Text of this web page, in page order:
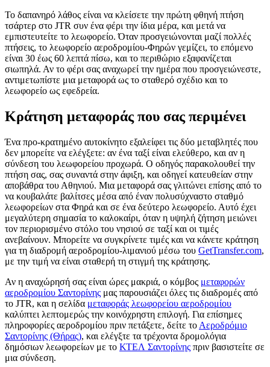
Το δαπανηρό λάθος είναι να κλείσετε την πρώτη φθηνή πτήση
τσάρτερ στο JTR συν ένα φέρι την ίδια μέρα, και μετά να
εμπιστευτείτε το λεωφορείο. Όταν προσγειώνονται μαζί πολλές
πτήσεις, το λεωφορείο αεροδρομίου-Φηρών γεμίζει, το επόμενο
είναι 30 έως 60 λεπτά πίσω, και το περιθώριο εξαφανίζεται
σιωπηλά. Αν το φέρι σας αναχωρεί την ημέρα που προσγειώνεστε,
αντιμετωπίστε μια μεταφορά ως το σταθερό σχέδιο και το
λεωφορείο ως εφεδρεία.
Κράτηση μεταφοράς που σας περιμένει
Ένα προ-κρατημένο αυτοκίνητο εξαλείφει τις δύο μεταβλητές που
δεν μπορείτε να ελέγξετε: αν ένα ταξί είναι ελεύθερο, και αν η
σύνδεση του λεωφορείου προχωρά. Ο οδηγός παρακολουθεί την
πτήση σας, σας συναντά στην άφιξη, και οδηγεί κατευθείαν στην
αποβάθρα του Αθηνιού. Μια μεταφορά σας γλιτώνει επίσης από το
να κουβαλάτε βαλίτσες μέσα από έναν πολυσύχναστο σταθμό
λεωφορείων στα Φηρά και σε ένα δεύτερο λεωφορείο. Αυτό έχει
μεγαλύτερη σημασία το καλοκαίρι, όταν η υψηλή ζήτηση μειώνει
τον περιορισμένο στόλο του νησιού σε ταξί και οι τιμές
ανεβαίνουν. Μπορείτε να συγκρίνετε τιμές και να κάνετε κράτηση
για τη διαδρομή αεροδρομίου-λιμανιού μέσω του GetTransfer.com,
με την τιμή να είναι σταθερή τη στιγμή της κράτησης.
Αν η αναχώρησή σας είναι ώρες μακριά, ο κόμβος μεταφορών
αεροδρομίου Σαντορίνης μας παρουσιάζει όλες τις διαδρομές από
το JTR, και η σελίδα μεταφοράς λεωφορείου αεροδρομίου
καλύπτει λεπτομερώς την κοινόχρηστη επιλογή. Για επίσημες
πληροφορίες αεροδρομίου πριν πετάξετε, δείτε το Αεροδρόμιο
Σαντορίνης (Θήρας), και ελέγξτε τα τρέχοντα δρομολόγια
δημόσιων λεωφορείων με το ΚΤΕΛ Σαντορίνης πριν βασιστείτε σε
μια σύνδεση.